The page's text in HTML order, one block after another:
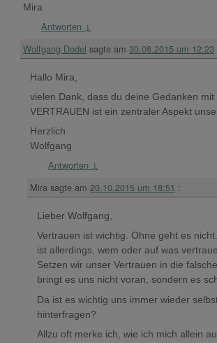
Mira
Antworten ↓
Wolfgang Dodel sagte am 30.08.2015 um 12:23
Hallo Mira,
vielen Dank, dass du deine Gedanken mit
VERTRAUEN ist ein zentraler Aspekt
Herzlich
Wolfgang
Antworten ↓
Mira sagte am 20.10.2015 um 18:51 :
Lieber Wolfgang,
Vertrauen ist wichtig. Ohne geht es
ist allerdings, wem oder auf was
Setzen wir unser Vertrauen in die
bringt es uns nicht voran, sondern es
Da ist es wichtig uns immer wieder
hinterfragen?
Allzu oft merke ich, wie ich mich allein